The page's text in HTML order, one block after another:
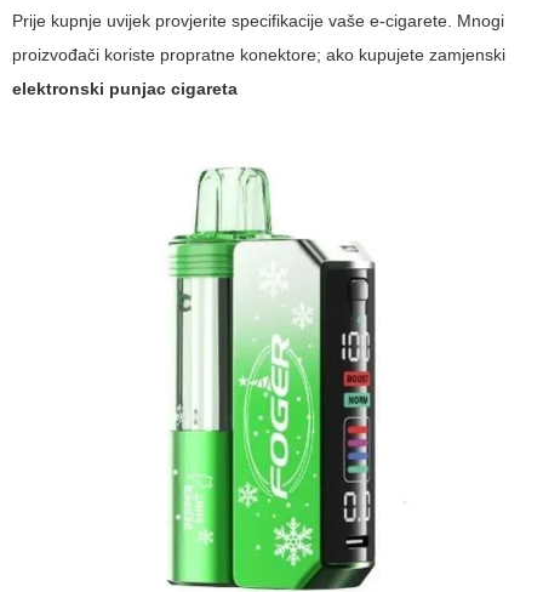
Prije kupnje uvijek provjerite specifikacije vaše e-cigarete. Mnogi
proizvođači koriste propratne konektore; ako kupujete zamjenski
elektronski punjac cigareta